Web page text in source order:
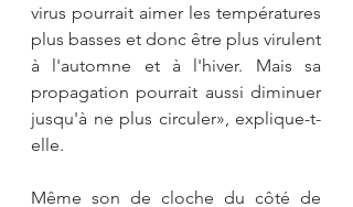
virus pourrait aimer les températures
plus basses et donc être plus virulent
à l'automne et à l'hiver. Mais sa
propagation pourrait aussi diminuer
jusqu'à ne plus circuler», explique-t-
elle.
Même son de cloche du côté de